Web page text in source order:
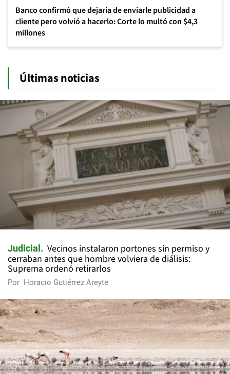
Banco confirmó que dejaría de enviarle publicidad a
cliente pero volvió a hacerlo: Corte lo multó con $4,3
millones
Últimas noticias
Judicial
Vecinos instalaron portones sin permiso y
cerraban antes que hombre volviera de diálisis:
Suprema ordenó retirarlos
Por Horacio Gutiérrez Areyte